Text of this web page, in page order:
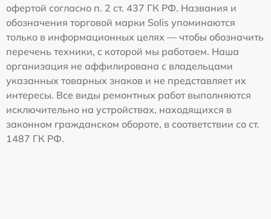
офертой согласно п. 2 ст. 437 ГК РФ. Названия и
обозначения торговой марки Solis упоминаются
только в информационных целях — чтобы обозначить
перечень техники, с которой мы работаем. Наша
организация не аффилирована с владельцами
указанных товарных знаков и не представляет их
интересы. Все виды ремонтных работ выполняются
исключительно на устройствах, находящихся в
законном гражданском обороте, в соответствии со ст.
1487 ГК РФ.